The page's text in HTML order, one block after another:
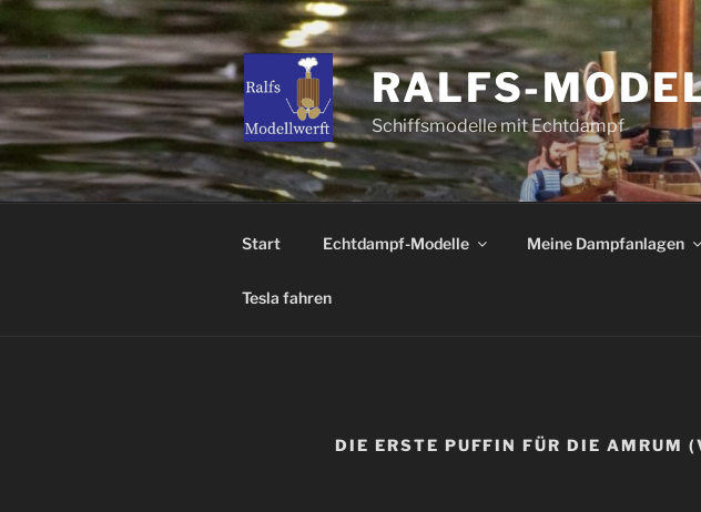
Zum
Inhalt
springen
RALFS-
Schiffsmodelle mit Echtdampf
Start Echtdampf-Modelle Meine Dampfanlagen
Tesla fahren
DIE ERSTE PUFFIN FÜR DIE AMRUM